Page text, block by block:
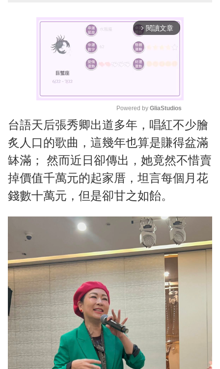
arrow_forward_ios 閱讀文章
M
u
t
e
Powered by GliaStudios
台語天后張秀卿出道多年，唱紅不少膾
炙人口的歌曲，這幾年也算是賺得盆滿
缽滿； 然而近日卻傳出，她竟然不惜賣
掉價值千萬元的起家厝，坦言每個月花
錢數十萬元，但是卻甘之如飴。